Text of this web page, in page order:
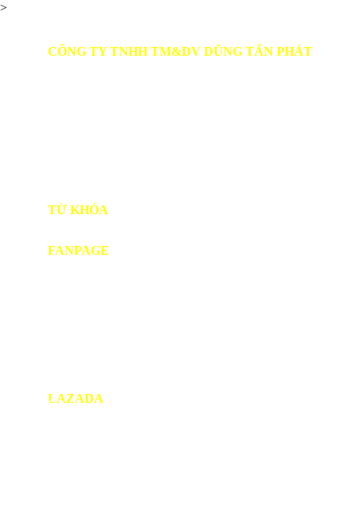
>
CÔNG TY TNHH TM&DV DŨNG TẤN PHÁT
TỪ KHÓA
FANPAGE
LAZADA
Cửa Hàng Trên LAZADA